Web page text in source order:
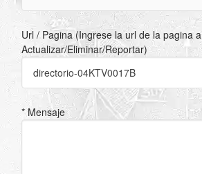
Url / Pagina (Ingrese la url de la pagina a
Actualizar/Eliminar/Reportar)
* Mensaje